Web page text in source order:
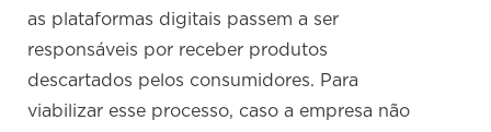
as plataformas digitais passem a ser
responsáveis por receber produtos
descartados pelos consumidores. Para
viabilizar esse processo, caso a empresa não